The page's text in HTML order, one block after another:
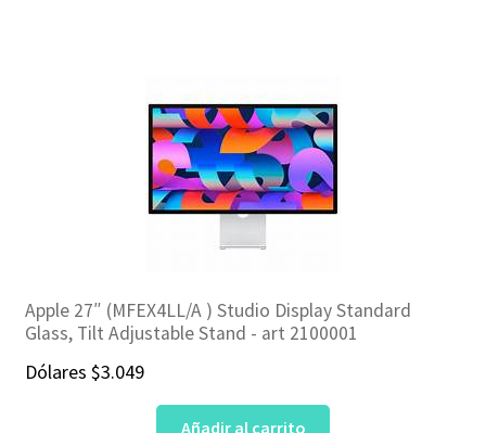
Apple 27″ (‎MFEX4LL/A ) Studio Display Standard
Glass, Tilt Adjustable Stand ‎- art 2100001
Dólares $3.049
Añadir al carrito